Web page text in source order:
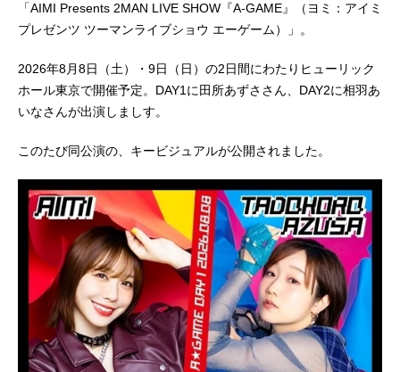
「AIMI Presents 2MAN LIVE SHOW『A-GAME』（ヨミ：アイミ
プレゼンツ ツーマンライブショウ エーゲーム）」。
2026年8月8日（土）・9日（日）の2日間にわたりヒューリック
ホール東京で開催予定。DAY1に田所あずささん、DAY2に相羽あ
いなさんが出演しましす。
このたび同公演の、キービジュアルが公開されました。